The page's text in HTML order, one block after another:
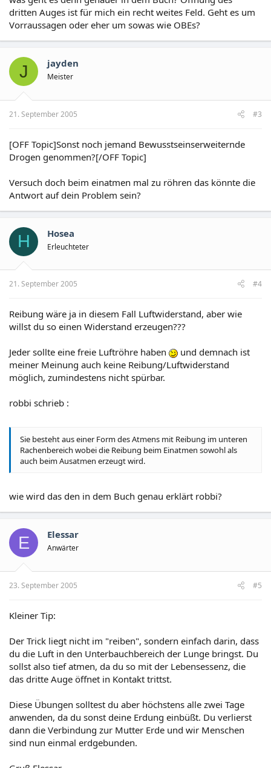
dritten Auges ist für mich ein recht weites Feld. Geht es um
Vorraussagen oder eher um sowas wie OBEs?
J jayden
Meister
21. September 2005 #3
[OFF Topic]Sonst noch jemand Bewusstseinserweiternde
Drogen genommen?[/OFF Topic]
Versuch doch beim einatmen mal zu röhren das könnte die
Antwort auf dein Problem sein?
H Hosea
Erleuchteter
21. September 2005 #4
Reibung wäre ja in diesem Fall Luftwiderstand, aber wie
willst du so einen Widerstand erzeugen???
Jeder sollte eine freie Luftröhre haben
und demnach ist
meiner Meinung auch keine Reibung/Luftwiderstand
möglich, zumindestens nicht spürbar.
robbi schrieb :
Sie besteht aus einer Form des Atmens mit Reibung im unteren
Rachenbereich wobei die Reibung beim Einatmen sowohl als
auch beim Ausatmen erzeugt wird.
wie wird das den in dem Buch genau erklärt robbi?
E Elessar
Anwärter
23. September 2005 #5
Kleiner Tip:
Der Trick liegt nicht im "reiben", sondern einfach darin, dass
du die Luft in den Unterbauchbereich der Lunge bringst. Du
sollst also tief atmen, da du so mit der Lebensessenz, die
das dritte Auge öffnet in Kontakt trittst.
Diese Übungen solltest du aber höchstens alle zwei Tage
anwenden, da du sonst deine Erdung einbüßt. Du verlierst
dann die Verbindung zur Mutter Erde und wir Menschen
sind nun einmal erdgebunden.